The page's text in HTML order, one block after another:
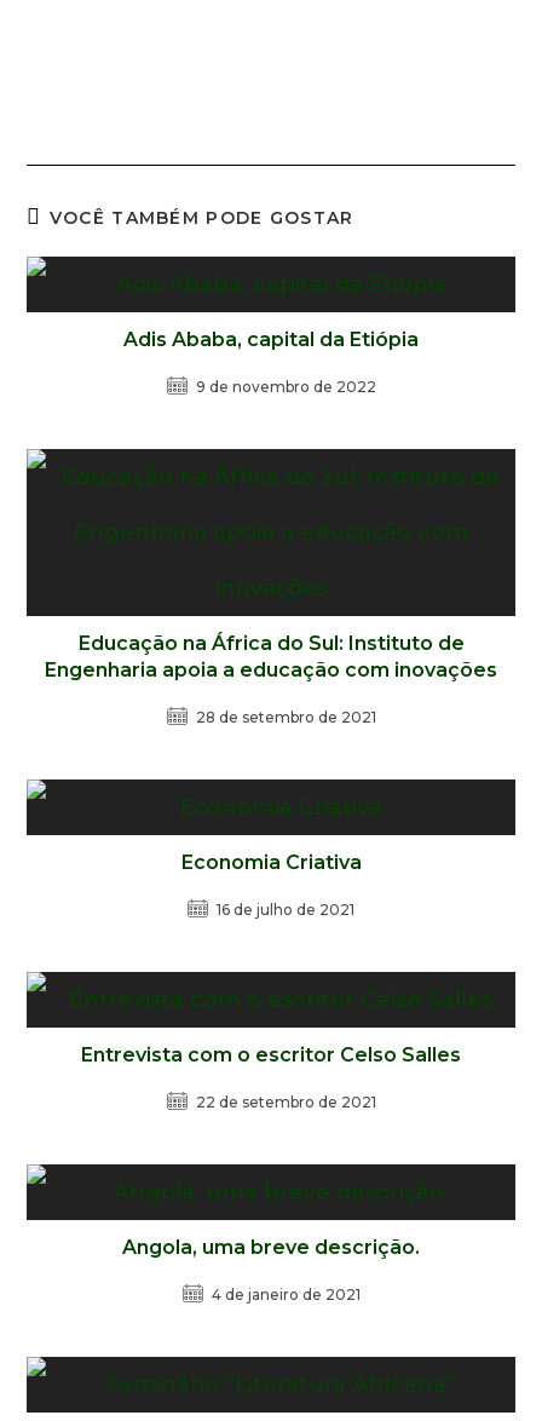
VOCÊ TAMBÉM PODE GOSTAR
Adis Ababa, capital da Etiópia
9 de novembro de 2022
Educação na África do Sul: Instituto de
Engenharia apoia a educação com inovações
28 de setembro de 2021
Economia Criativa
16 de julho de 2021
Entrevista com o escritor Celso Salles
22 de setembro de 2021
Angola, uma breve descrição.
4 de janeiro de 2021